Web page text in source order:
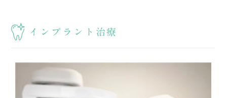
インプラント治療